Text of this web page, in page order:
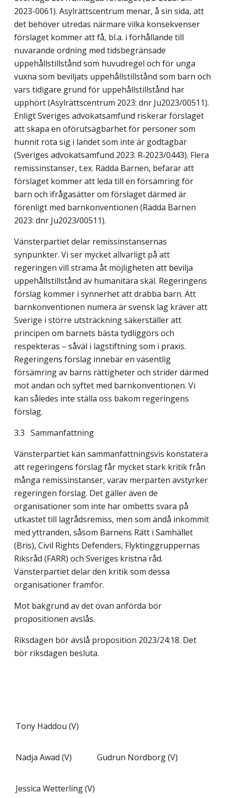
2023-0061). Asylrättscentrum menar, å sin sida, att
det behöver utredas närmare vilka konsekvenser
förslaget kommer att få, bl.a. i förhållande till
nuvarande ordning med tidsbegränsade
uppehållstillstånd som huvudregel och för unga
vuxna som beviljats uppehållstillstånd som barn och
vars tidigare grund för uppe­hållstillstånd har
upphört (Asylrättscentrum 2023: dnr Ju2023/00511).
Enligt Sveriges advokatsamfund riskerar förslaget
att skapa en oförutsägbarhet för personer som
hunnit rota sig i landet som inte är godtagbar
(Sveriges advokatsamfund 2023: R‑2023/0443). Flera
remissinstanser, t.ex. Rädda Barnen, befarar att
förslaget kommer att leda till en försämring för
barn och ifrågasätter om förslaget därmed är
förenligt med barnkonven­tionen (Rädda Barnen
2023: dnr Ju2023/00511).
Vänsterpartiet delar remissinstansernas
synpunkter. Vi ser mycket allvarligt på att
regeringen vill strama åt möjligheten att bevilja
uppehållstillstånd av humanitära skäl. Regeringens
förslag kommer i synnerhet att drabba barn. Att
barnkonventionen numera är svensk lag kräver att
Sverige i större utsträckning säkerställer att
principen om barnets bästa tydliggörs och
respekteras – såväl i lagstiftning som i praxis.
Regeringens förslag innebär en väsentlig
försämring av barns rättigheter och strider därmed
mot andan och syftet med barnkonventionen. Vi
kan således inte ställa oss bakom regeringens
förslag.
3.3 Sammanfattning
Vänsterpartiet kan sammanfattningsvis konstatera
att regeringens förslag får mycket stark kritik från
många remissinstanser, varav merparten avstyrker
regeringen förslag. Det gäller även de
organisationer som inte har ombetts svara på
utkastet till lagråds­remiss, men som ändå inkommit
med yttranden, såsom Barnens Rätt i Samhället
(Bris), Civil Rights Defenders, Flyktinggruppernas
Riksråd (FARR) och Sveriges kristna råd.
Vänsterpartiet delar den kritik som dessa
organisationer framför.
Mot bakgrund avdet ovan anförda bör
propositionen avslås.
Riksdagen bör avslå proposition 2023/24:18. Det
bör riksdagen besluta.
Tony Haddou (V)
Nadja Awad (V) Gudrun Nordborg (V)
Jessica Wetterling (V)